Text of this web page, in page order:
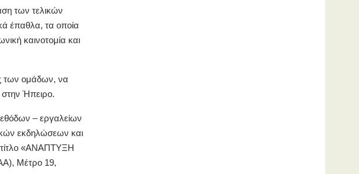
των τελικών
έπαθλα, τα οποία
καινοτομία και
των ομάδων, να
στην Ήπειρο.
– εργαλείων
εκδηλώσεων και
τίτλο «ΑΝΑΠΤΥΞΗ
Μέτρο 19,